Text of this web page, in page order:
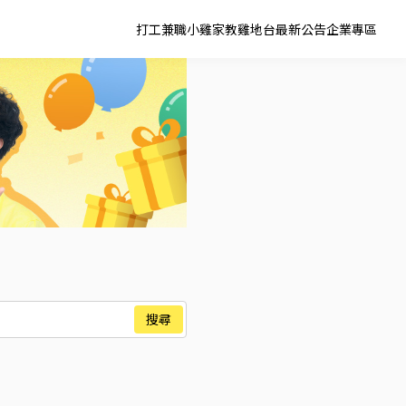
打工兼職小雞家教雞地台最新公告企業專區